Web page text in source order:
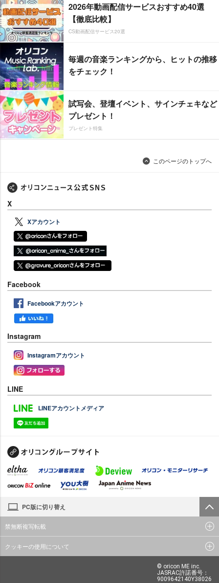
2026年動画配信サービスおすすめ40選
【徹底比較】
CS動画配信サービス20選
毎週の音楽ランキングから、ヒットの推移
をチェック！
試写会、登壇イベント、サインチェキなど
プレゼント！
プレゼント特集
このページのトップへ
X
Xアカウント
Facebook
Facebookアカウント
Instagram
Instagramアカウント
LINE
LINEアカウントメディア
PC版に切り替え
禁無断複写転載
クッキーの使用について
© oricon ME inc.
JASRAC許諾番号：
9009642140Y38026